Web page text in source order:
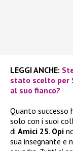
LEGGI ANCHE:
stato scelto per
al suo fianco?
Quanto successo
solo con i suoi
di Amici 25. Opi
sua insegnante e